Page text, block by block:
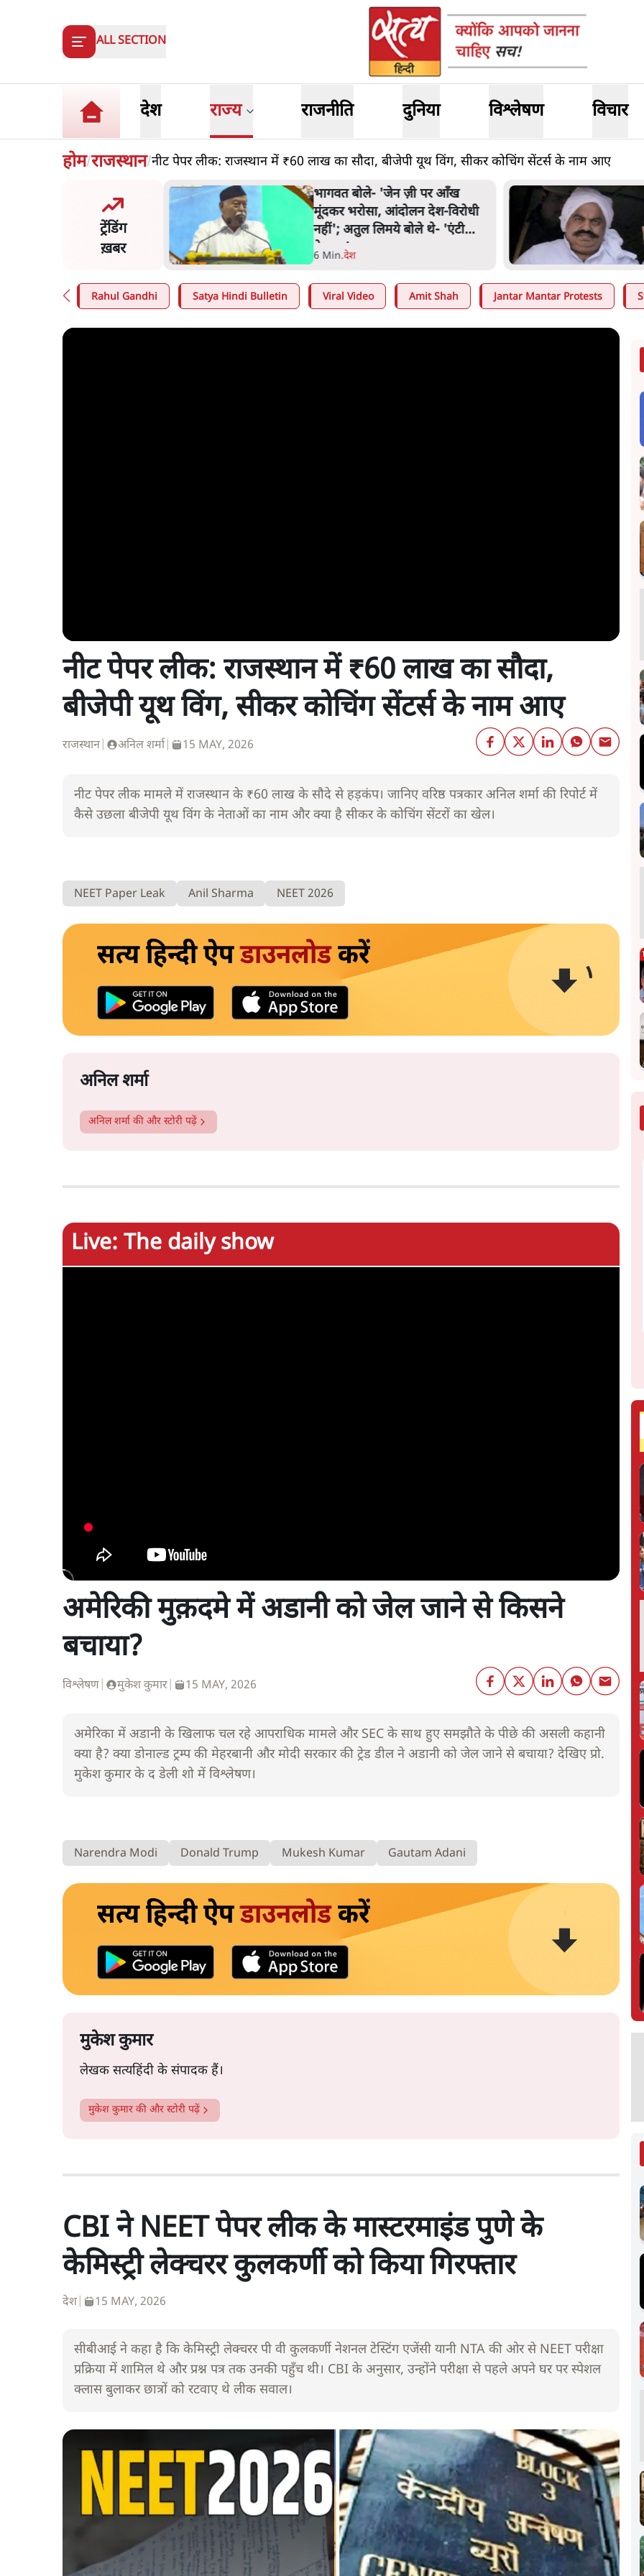
ALL SECTION
देश राज्य राजनीति दुनिया विश्लेषण विचार
होम/राजस्थान/नीट पेपर लीक: राजस्थान में ₹60 लाख का सौदा, बीजेपी यूथ विंग, सीकर कोचिंग सेंटर्स के नाम आए
ट्रेंडिंग
ख़बर
राष्ट्र के चरित्र की मरम्मत
भागवत बोले- 'जेन ज़ी पर आँख
मूंदकर भरोसा, आंदोलन देश-विरोधी
नहीं'; अतुल लिमये बोले थे- 'एंटी
नेशनल'
6 Min.देश
Rahul Gandhi Satya Hindi Bulletin Viral Video Amit Shah Jantar Mantar Protests
नीट पेपर लीक: राजस्थान में ₹60 लाख का सौदा,
बीजेपी यूथ विंग, सीकर कोचिंग सेंटर्स के नाम आए
राजस्थान| अनिल शर्मा| 15 MAY, 2026
नीट पेपर लीक मामले में राजस्थान के ₹60 लाख के सौदे से हड़कंप। जानिए वरिष्ठ पत्रकार अनिल शर्मा की रिपोर्ट में
कैसे उछला बीजेपी यूथ विंग के नेताओं का नाम और क्या है सीकर के कोचिंग सेंटरों का खेल।
NEET Paper Leak Anil Sharma NEET 2026
सत्य हिन्दी ऐपडाउनलोडकरें
अनिल शर्मा
अनिल शर्मा की और स्टोरी पढ़ें
Live: The daily show
अमेरिकी मुक़दमे में अडानी को जेल जाने से किसने
बचाया?
विश्लेषण मुकेश कुमार 15 MAY, 2026
अमेरिका में अडानी के खिलाफ चल रहे आपराधिक मामले और SEC के साथ हुए समझौते के पीछे की असली कहानी
क्या है? क्या डोनाल्ड ट्रम्प की मेहरबानी और मोदी सरकार की ट्रेड डील ने अडानी को जेल जाने से बचाया? देखिए प्रो.
मुकेश कुमार के द डेली शो में विश्लेषण।
Narendra Modi Donald Trump Mukesh Kumar Gautam Adani
सत्य हिन्दी ऐपडाउनलोडकरें
मुकेश कुमार
लेखक सत्यहिंदी के संपादक हैं।
मुकेश कुमार की और स्टोरी पढ़ें
CBI ने NEET पेपर लीक के मास्टरमाइंड पुणे के
केमिस्ट्री लेक्चरर कुलकर्णी को किया गिरफ्तार
देश| 15 MAY, 2026
सीबीआई ने कहा है कि केमिस्ट्री लेक्चरर पी वी कुलकर्णी नेशनल टेस्टिंग एजेंसी यानी NTA की ओर से NEET परीक्षा
प्रक्रिया में शामिल थे और प्रश्न पत्र तक उनकी पहुँच थी। CBI के अनुसार, उन्होंने परीक्षा से पहले अपने घर पर स्पेशल
क्लास बुलाकर छात्रों को रटवाए थे लीक सवाल।